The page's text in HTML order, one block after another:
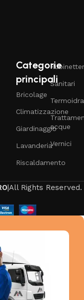
Categorie
principali
Bricolage
Climatizzazione
Giardinaggio
Lavanderia
Riscaldamento
Sanitari
acque
Vernici
|All Rights Reserved.